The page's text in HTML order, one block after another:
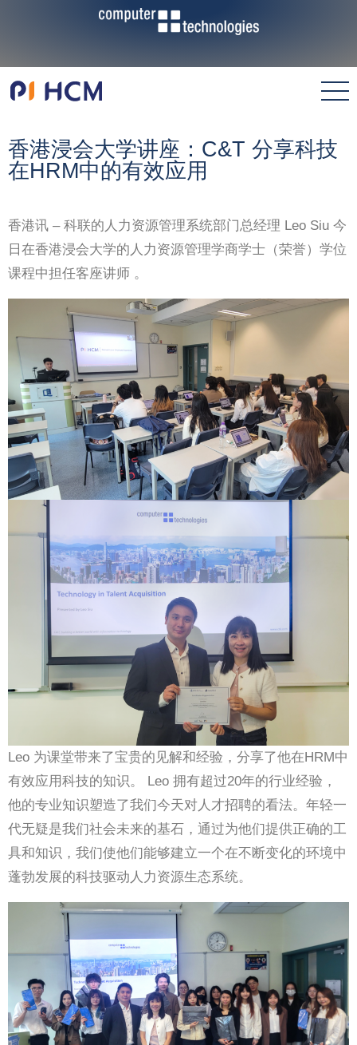
香港浸会大学讲座：C&T 分享科技
在HRM中的有效应用
香港讯 – 科联的人力资源管理系统部门总经理 Leo Siu 今
日在香港浸会大学的人力资源管理学商学士（荣誉）学位
课程中担任客座讲师 。
Leo 为课堂带来了宝贵的见解和经验，分享了他在HRM中
有效应用科技的知识。 Leo 拥有超过20年的行业经验，
他的专业知识塑造了我们今天对人才招聘的看法。年轻一
代无疑是我们社会未来的基石，通过为他们提供正确的工
具和知识，我们使他们能够建立一个在不断变化的环境中
蓬勃发展的科技驱动人力资源生态系统。